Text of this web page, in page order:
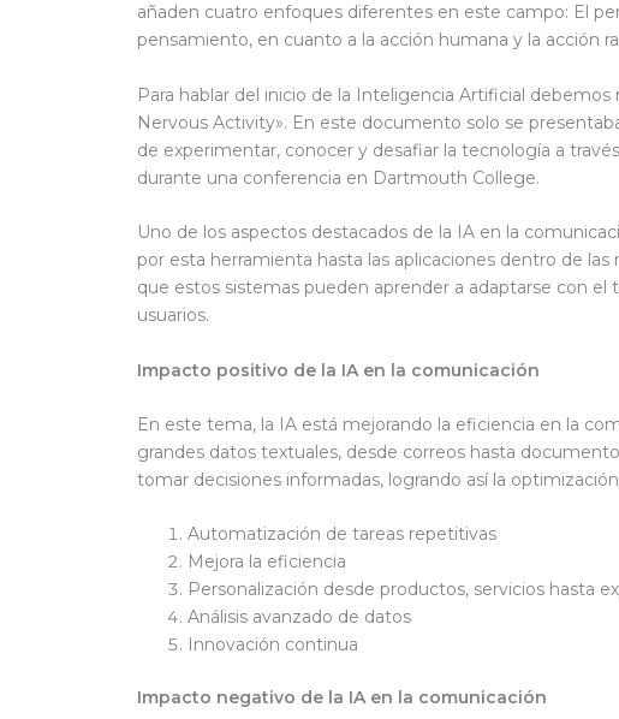
añaden cuatro enfoques diferentes en este campo: El
pensamiento, en cuanto a la acción humana y la acción
Para hablar del inicio de la Inteligencia Artificial
Nervous Activity». En este documento solo se
de experimentar, conocer y desafiar la tecnología a
durante una conferencia en Dartmouth College.
Uno de los aspectos destacados de la IA en la
por esta herramienta hasta las aplicaciones dentro de
que estos sistemas pueden aprender a adaptarse con
usuarios.
Impacto positivo de la IA en la comunicación
En este tema, la IA está mejorando la eficiencia en la
grandes datos textuales, desde correos hasta
tomar decisiones informadas, logrando así la
Automatización de tareas repetitivas
Mejora la eficiencia
Personalización desde productos, servicios hasta
Análisis avanzado de datos
Innovación continua
Impacto negativo de la IA en la comunicación